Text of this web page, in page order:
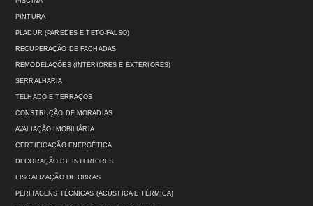
PINTURA
PLADUR (PAREDES E TETO-FALSO)
RECUPERAÇÃO DE FACHADAS
REMODELAÇÕES (INTERIORES E EXTERIORES)
SERRALHARIA
TELHADO E TERRAÇOS
CONSTRUÇÃO DE MORADIAS
AVALIAÇÃO IMOBILIÁRIA
CERTIFICAÇÃO ENERGÉTICA
DECORAÇÃO DE INTERIORES
FISCALIZAÇÃO DE OBRAS
PERITAGENS TÉCNICAS (ACÚSTICA E TÉRMICA)